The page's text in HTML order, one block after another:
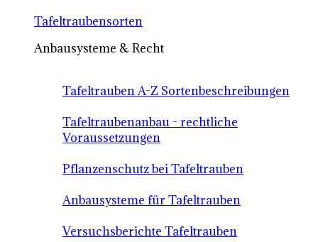
Tafeltraubensorten
Anbausysteme & Recht
Tafeltrauben A-Z Sortenbeschreibungen
Tafeltraubenanbau - rechtliche
Voraussetzungen
Pflanzenschutz bei Tafeltrauben
Anbausysteme für Tafeltrauben
Versuchsberichte Tafeltrauben